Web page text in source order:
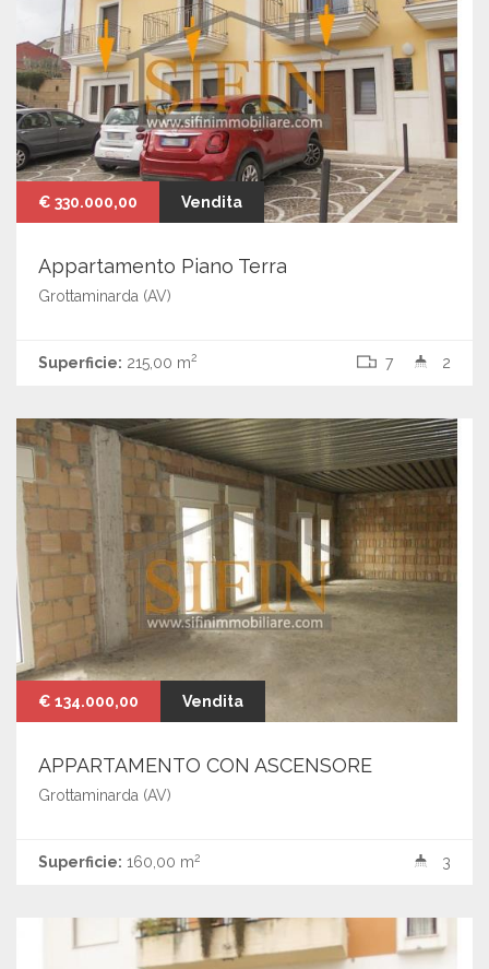
€ 330.000,00 Vendita
Appartamento Piano Terra
Grottaminarda (AV)
Superficie: 215,00 m2 7 2
€ 134.000,00 Vendita
APPARTAMENTO CON ASCENSORE
Grottaminarda (AV)
Superficie: 160,00 m2 3